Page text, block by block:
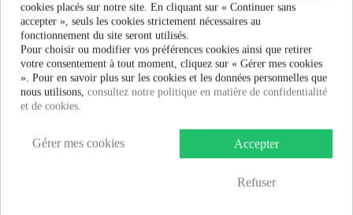
Taille:
41,92 € 55,90 € -25%
cookies placés sur notre site. En cliquant sur « Continuer sans
accepter », seuls les cookies strictement nécessaires au
fonctionnement du site seront utilisés.
Pour choisir ou modifier vos préférences cookies ainsi que retirer
votre consentement à tout moment, cliquez sur « Gérer mes cookies
». Pour en savoir plus sur les cookies et les données personnelles que
nous utilisons, consultez notre politique en matière de confidentialité
et de cookies.
Accepter
Refuser
Gérer mes cookies